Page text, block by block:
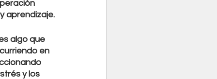
aprendizaje.
algo que
en
y los